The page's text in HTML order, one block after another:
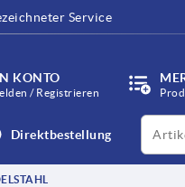
Service
KONTO
/ Registrieren
Direktbestellung